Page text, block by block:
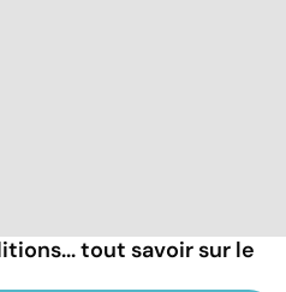
tout savoir sur le